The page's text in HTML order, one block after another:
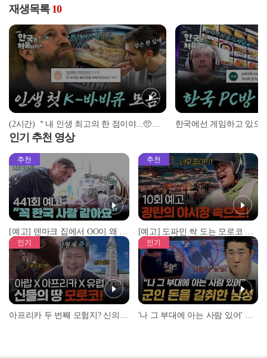
재생목록 10
(2시간) ＂내 인생 최고의 한 점이야...🥺＂ 인생 첫 K-바비큐 맛본 외국인 반응 모음! | #어서와한국은처음이지 | #MBCevery1 | EP.3 외
인기 추천 영상
추천
[예고] 덴마크 집에서 OO이 왜 나와...? 이상할 정도로 한국을 사랑하는 우리 형을 제보합니다!
추천
[예고] 도파민 싹 도는 모로코 야시장 투어!
인기 인기